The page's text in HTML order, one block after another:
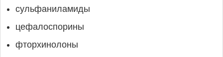
сульфаниламиды
цефалоспорины
фторхинолоны